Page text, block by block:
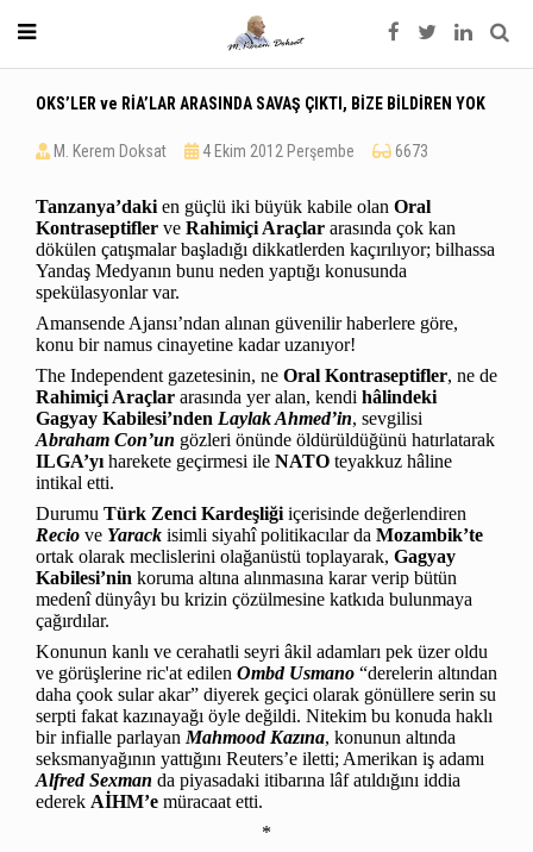
OKS’LER ve RİA’LAR ARASINDA SAVAŞ ÇIKTI, BİZE BİLDİREN YOK
M. Kerem Doksat 4 Ekim 2012 Perşembe 6673
Tanzanya’daki en güçlü iki büyük kabile olan Oral
Kontraseptifler ve Rahimiçi Araçlar arasında çok kan
dökülen çatışmalar başladığı dikkatlerden kaçırılıyor; bilhassa
Yandaş Medyanın bunu neden yaptığı konusunda
spekülasyonlar var.
Amansende Ajansı’ndan alınan güvenilir haberlere göre,
konu bir namus cinayetine kadar uzanıyor!
The Independent gazetesinin, ne Oral Kontraseptifler, ne de
Rahimiçi Araçlar arasında yer alan, kendi hâlindeki
Gagyay Kabilesi’nden LaylakAhmed’in, sevgilisi
Abraham Con’un gözleri önünde öldürüldüğünü hatırlatarak
ILGA’yı harekete geçirmesi ile NATO teyakkuz hâline
intikal etti.
Durumu Türk Zenci Kardeşliği içerisinde değerlendiren
Recio ve Yarack isimli siyahî politikacılar da Mozambik’te
ortak olarak meclislerini olağanüstü toplayarak, Gagyay
Kabilesi’nin koruma altına alınmasına karar verip bütün
medenî dünyâyı bu krizin çözülmesine katkıda bulunmaya
çağırdılar.
Konunun kanlı ve cerahatli seyri âkil adamları pek üzer oldu
ve görüşlerine ric'at edilen Ombd Usmano “derelerin altından
daha çook sular akar” diyerek geçici olarak gönüllere serin su
serpti fakat kazınayağı öyle değildi. Nitekim bu konuda haklı
bir infialle parlayan Mahmood Kazına, konunun altında
seksmanyağının yattığını Reuters’e iletti; Amerikan iş adamı
Alfred Sexman da piyasadaki itibarına lâf atıldığını iddia
ederek AİHM’e müracaat etti.
*